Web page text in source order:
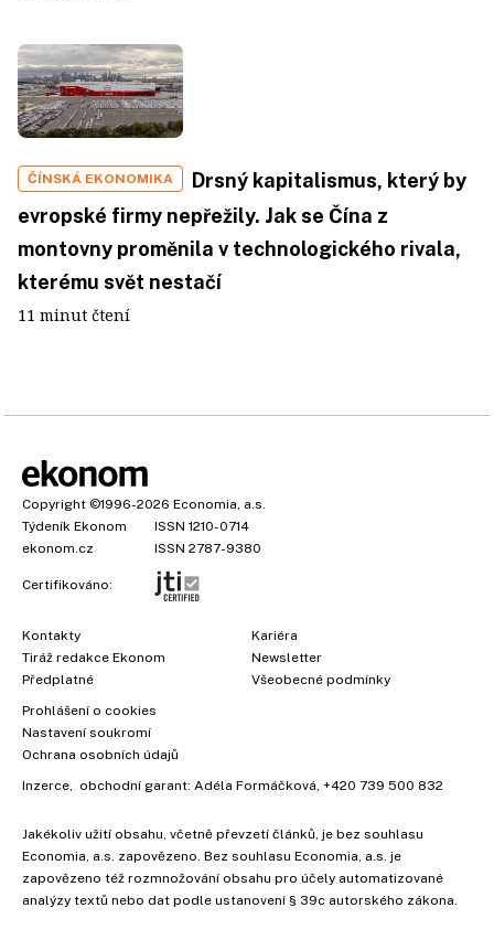
ČÍNSKÁ EKONOMIKA
Drsný kapitalismus, který by
evropské firmy nepřežily. Jak se Čína z
montovny proměnila v technologického rivala,
kterému svět nestačí
11 minut čtení
Copyright ©1996-2026 Economia, a.s.
Týdeník Ekonom
ISSN 1210-0714
ekonom.cz
ISSN 2787-9380
Certifikováno:
Kontakty
Tiráž redakce Ekonom
Předplatné
Kariéra
Newsletter
Všeobecné podmínky
Prohlášení o cookies
Nastavení soukromí
Ochrana osobních údajů
Inzerce , obchodní garant: Adéla Formáčková +420 739 500 832
Jakékoliv užití obsahu, včetně převzetí článků, je bez souhlasu
Economia, a.s. zapovězeno. Bez souhlasu Economia, a.s. je
zapovězeno též rozmnožování obsahu pro účely automatizované
analýzy textů nebo dat podle ustanovení § 39c autorského zákona.